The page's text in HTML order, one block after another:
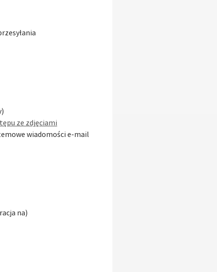
ze zdjęciami
wiadomości e-mail
na)